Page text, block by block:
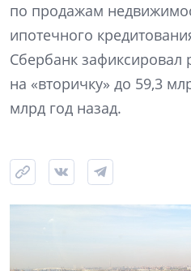
по продажам
ипотечного
Сбербанк зафиксировал
на «вторичку» до 59,3
млрд год назад.